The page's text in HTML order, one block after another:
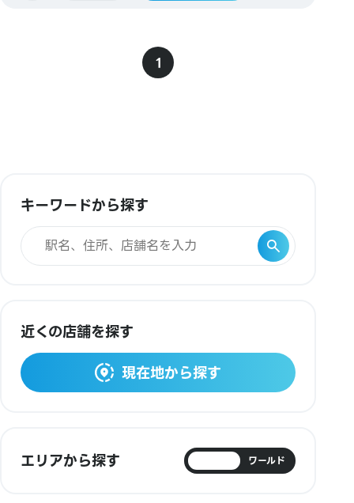
1
キーワードから探す
近くの店舗を探す
現在地から探す
エリアから探す ワールド